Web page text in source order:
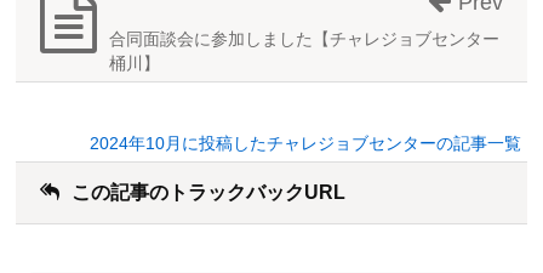
合同面談会に参加しました【チャレジョブセンター
桶川】
2024年10月に投稿したチャレジョブセンターの記事一覧
この記事のトラックバックURL